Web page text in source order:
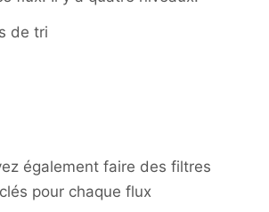
de tri
également faire des filtres
pour chaque flux